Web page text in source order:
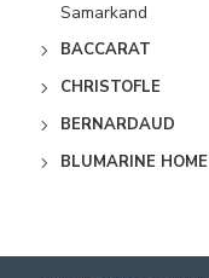
Samarkand
BACCARAT
CHRISTOFLE
BERNARDAUD
BLUMARINE HOME